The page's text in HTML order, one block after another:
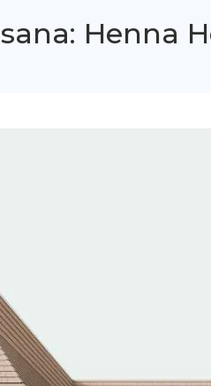
Henna